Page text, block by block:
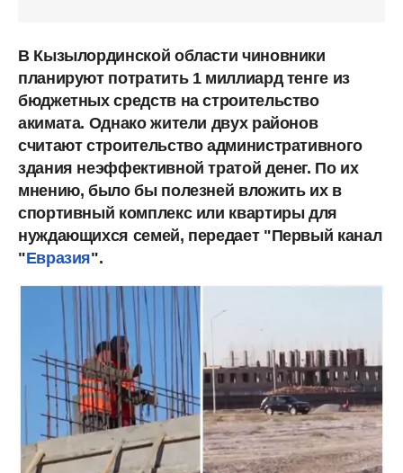
В Кызылординской области чиновники
планируют потратить 1 миллиард тенге из
бюджетных средств на строительство
акимата. Однако жители двух районов
считают строительство административного
здания неэффективной тратой денег. По их
мнению, было бы полезней вложить их в
спортивный комплекс или квартиры для
нуждающихся семей, передает "Первый канал
"Евразия".